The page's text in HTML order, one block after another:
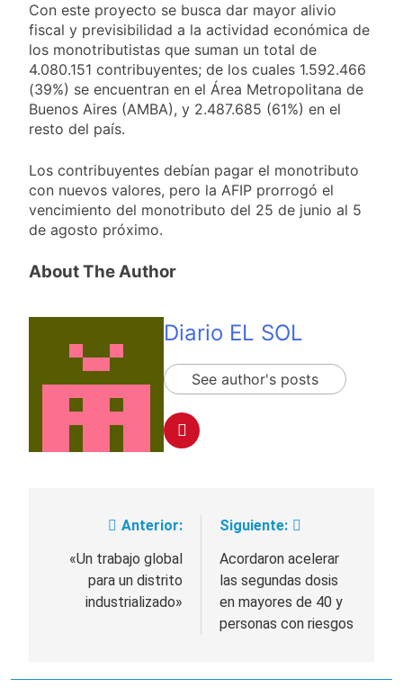
Con este proyecto se busca dar mayor alivio
fiscal y previsibilidad a la actividad económica de
los monotributistas que suman un total de
4.080.151 contribuyentes; de los cuales 1.592.466
(39%) se encuentran en el Área Metropolitana de
Buenos Aires (AMBA), y 2.487.685 (61%) en el
resto del país.
Los contribuyentes debían pagar el monotributo
con nuevos valores, pero la AFIP prorrogó el
vencimiento del monotributo del 25 de junio al 5
de agosto próximo.
About The Author
Diario EL SOL
See author's posts
Navegación
entradas
Anterior:
«Un trabajo global
para un distrito
industrializado»
Siguiente:
Acordaron acelerar
las segundas dosis
en mayores de 40 y
personas con riesgos